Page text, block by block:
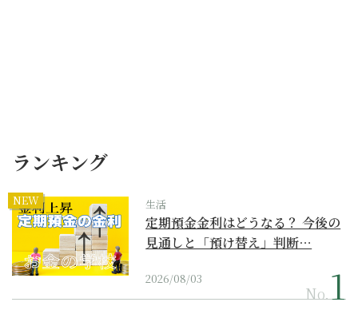
ランキング
NEW 生活
定期預金金利はどうなる？ 今後の
見通しと「預け替え」判断…
2026/08/03
No.